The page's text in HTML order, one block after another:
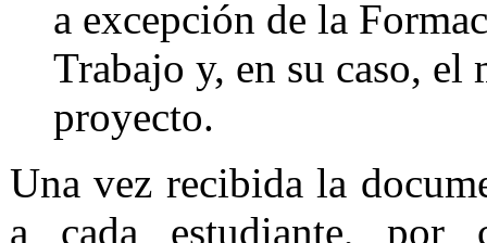
a excepción de la
Trabajo y, en su caso, el
proyecto.
Una vez recibida la
a cada estudiante, por